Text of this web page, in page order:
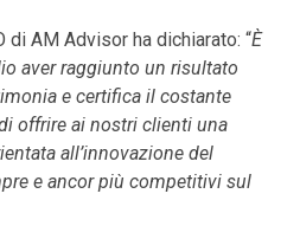
di AM Advisor ha dichiarato: “È
aver raggiunto un risultato
e certifica il costante
offrire ai nostri clienti una
all’innovazione del
e ancor più competitivi sul